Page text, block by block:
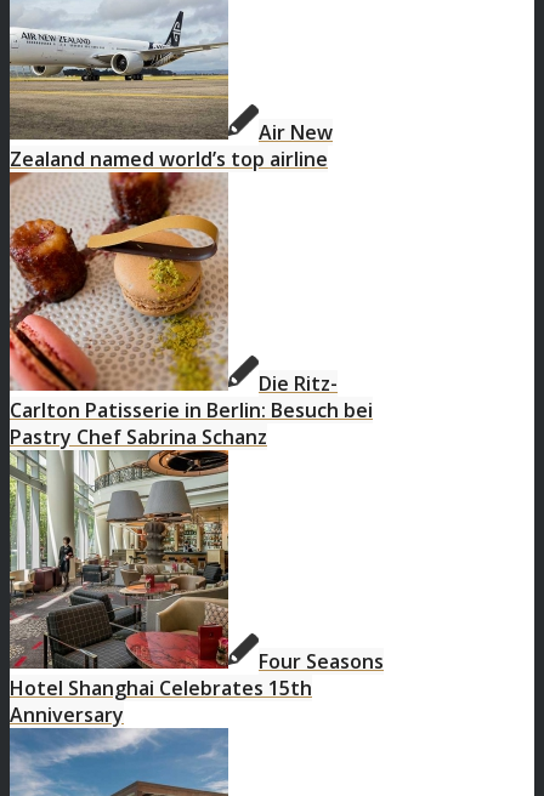
Air New
Zealand named world’s top airline
Die Ritz-
Carlton Patisserie in Berlin: Besuch bei
Pastry Chef Sabrina Schanz
Four Seasons
Hotel Shanghai Celebrates 15th
Anniversary